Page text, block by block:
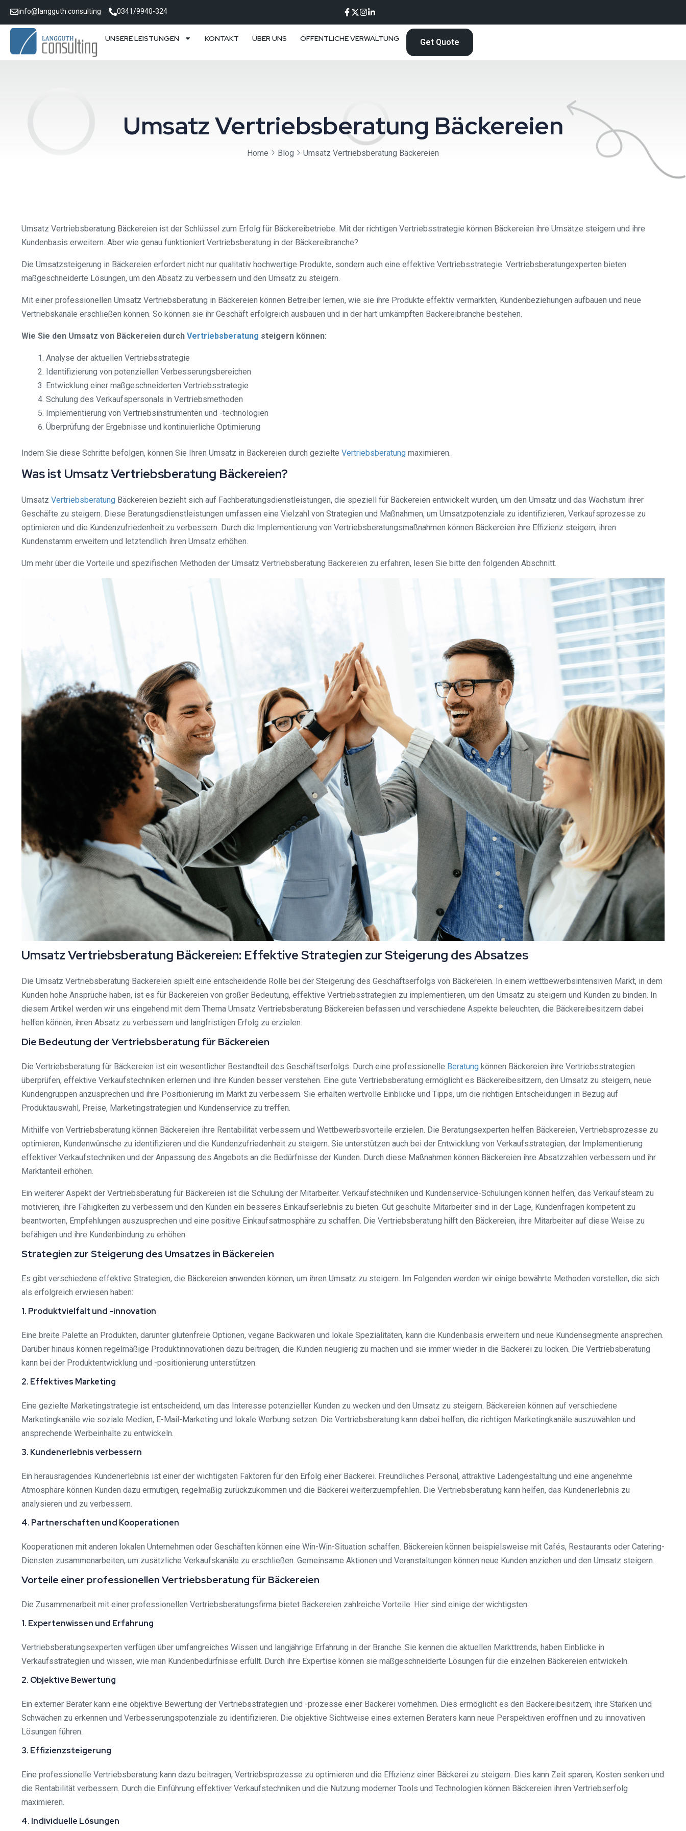
info@langguth.consulting 0341/9940-324
UNSERE LEISTUNGEN KONTAKT ÜBER UNS ÖFFENTLICHE VERWALTUNG Get Quote
Umsatz Vertriebsberatung Bäckereien
Home Blog Umsatz Vertriebsberatung Bäckereien
Umsatz Vertriebsberatung Bäckereien ist der Schlüssel zum Erfolg für Bäckereibetriebe. Mit der richtigen Vertriebsstrategie können Bäckereien ihre Umsätze steigern und ihre
Kundenbasis erweitern. Aber wie genau funktioniert Vertriebsberatung in der Bäckereibranche?
Die Umsatzsteigerung in Bäckereien erfordert nicht nur qualitativ hochwertige Produkte, sondern auch eine effektive Vertriebsstrategie. Vertriebsberatungexperten bieten
maßgeschneiderte Lösungen, um den Absatz zu verbessern und den Umsatz zu steigern.
Mit einer professionellen Umsatz Vertriebsberatung in Bäckereien können Betreiber lernen, wie sie ihre Produkte effektiv vermarkten, Kundenbeziehungen aufbauen und neue
Vertriebskanäle erschließen können. So können sie ihr Geschäft erfolgreich ausbauen und in der hart umkämpften Bäckereibranche bestehen.
Wie Sie den Umsatz von Bäckereien durch Vertriebsberatung steigern können:
Analyse der aktuellen Vertriebsstrategie
Identifizierung von potenziellen Verbesserungsbereichen
Entwicklung einer maßgeschneiderten Vertriebsstrategie
Schulung des Verkaufspersonals in Vertriebsmethoden
Implementierung von Vertriebsinstrumenten und -technologien
Überprüfung der Ergebnisse und kontinuierliche Optimierung
Indem Sie diese Schritte befolgen, können Sie Ihren Umsatz in Bäckereien durch gezielte Vertriebsberatung maximieren.
Was ist Umsatz Vertriebsberatung Bäckereien?
Umsatz Vertriebsberatung Bäckereien bezieht sich auf Fachberatungsdienstleistungen, die speziell für Bäckereien entwickelt wurden, um den Umsatz und das Wachstum ihrer
Geschäfte zu steigern. Diese Beratungsdienstleistungen umfassen eine Vielzahl von Strategien und Maßnahmen, um Umsatzpotenziale zu identifizieren, Verkaufsprozesse zu
optimieren und die Kundenzufriedenheit zu verbessern. Durch die Implementierung von Vertriebsberatungsmaßnahmen können Bäckereien ihre Effizienz steigern, ihren
Kundenstamm erweitern und letztendlich ihren Umsatz erhöhen.
Um mehr über die Vorteile und spezifischen Methoden der Umsatz Vertriebsberatung Bäckereien zu erfahren, lesen Sie bitte den folgenden Abschnitt.
Umsatz Vertriebsberatung Bäckereien: Effektive Strategien zur Steigerung des Absatzes
Die Umsatz Vertriebsberatung Bäckereien spielt eine entscheidende Rolle bei der Steigerung des Geschäftserfolgs von Bäckereien. In einem wettbewerbsintensiven Markt, in dem
Kunden hohe Ansprüche haben, ist es für Bäckereien von großer Bedeutung, effektive Vertriebsstrategien zu implementieren, um den Umsatz zu steigern und Kunden zu binden. In
diesem Artikel werden wir uns eingehend mit dem Thema Umsatz Vertriebsberatung Bäckereien befassen und verschiedene Aspekte beleuchten, die Bäckereibesitzern dabei
helfen können, ihren Absatz zu verbessern und langfristigen Erfolg zu erzielen.
Die Bedeutung der Vertriebsberatung für Bäckereien
Die Vertriebsberatung für Bäckereien ist ein wesentlicher Bestandteil des Geschäftserfolgs. Durch eine professionelle Beratung können Bäckereien ihre Vertriebsstrategien
überprüfen, effektive Verkaufstechniken erlernen und ihre Kunden besser verstehen. Eine gute Vertriebsberatung ermöglicht es Bäckereibesitzern, den Umsatz zu steigern, neue
Kundengruppen anzusprechen und ihre Positionierung im Markt zu verbessern. Sie erhalten wertvolle Einblicke und Tipps, um die richtigen Entscheidungen in Bezug auf
Produktauswahl, Preise, Marketingstrategien und Kundenservice zu treffen.
Mithilfe von Vertriebsberatung können Bäckereien ihre Rentabilität verbessern und Wettbewerbsvorteile erzielen. Die Beratungsexperten helfen Bäckereien, Vertriebsprozesse zu
optimieren, Kundenwünsche zu identifizieren und die Kundenzufriedenheit zu steigern. Sie unterstützen auch bei der Entwicklung von Verkaufsstrategien, der Implementierung
effektiver Verkaufstechniken und der Anpassung des Angebots an die Bedürfnisse der Kunden. Durch diese Maßnahmen können Bäckereien ihre Absatzzahlen verbessern und ihr
Marktanteil erhöhen.
Ein weiterer Aspekt der Vertriebsberatung für Bäckereien ist die Schulung der Mitarbeiter. Verkaufstechniken und Kundenservice-Schulungen können helfen, das Verkaufsteam zu
motivieren, ihre Fähigkeiten zu verbessern und den Kunden ein besseres Einkaufserlebnis zu bieten. Gut geschulte Mitarbeiter sind in der Lage, Kundenfragen kompetent zu
beantworten, Empfehlungen auszusprechen und eine positive Einkaufsatmosphäre zu schaffen. Die Vertriebsberatung hilft den Bäckereien, ihre Mitarbeiter auf diese Weise zu
befähigen und ihre Kundenbindung zu erhöhen.
Strategien zur Steigerung des Umsatzes in Bäckereien
Es gibt verschiedene effektive Strategien, die Bäckereien anwenden können, um ihren Umsatz zu steigern. Im Folgenden werden wir einige bewährte Methoden vorstellen, die sich
als erfolgreich erwiesen haben:
1. Produktvielfalt und -innovation
Eine breite Palette an Produkten, darunter glutenfreie Optionen, vegane Backwaren und lokale Spezialitäten, kann die Kundenbasis erweitern und neue Kundensegmente ansprechen.
Darüber hinaus können regelmäßige Produktinnovationen dazu beitragen, die Kunden neugierig zu machen und sie immer wieder in die Bäckerei zu locken. Die Vertriebsberatung
kann bei der Produktentwicklung und -positionierung unterstützen.
2. Effektives Marketing
Eine gezielte Marketingstrategie ist entscheidend, um das Interesse potenzieller Kunden zu wecken und den Umsatz zu steigern. Bäckereien können auf verschiedene
Marketingkanäle wie soziale Medien, E-Mail-Marketing und lokale Werbung setzen. Die Vertriebsberatung kann dabei helfen, die richtigen Marketingkanäle auszuwählen und
ansprechende Werbeinhalte zu entwickeln.
3. Kundenerlebnis verbessern
Ein herausragendes Kundenerlebnis ist einer der wichtigsten Faktoren für den Erfolg einer Bäckerei. Freundliches Personal, attraktive Ladengestaltung und eine angenehme
Atmosphäre können Kunden dazu ermutigen, regelmäßig zurückzukommen und die Bäckerei weiterzuempfehlen. Die Vertriebsberatung kann helfen, das Kundenerlebnis zu
analysieren und zu verbessern.
4. Partnerschaften und Kooperationen
Kooperationen mit anderen lokalen Unternehmen oder Geschäften können eine Win-Win-Situation schaffen. Bäckereien können beispielsweise mit Cafés, Restaurants oder Catering-
Diensten zusammenarbeiten, um zusätzliche Verkaufskanäle zu erschließen. Gemeinsame Aktionen und Veranstaltungen können neue Kunden anziehen und den Umsatz steigern.
Vorteile einer professionellen Vertriebsberatung für Bäckereien
Die Zusammenarbeit mit einer professionellen Vertriebsberatungsfirma bietet Bäckereien zahlreiche Vorteile. Hier sind einige der wichtigsten:
1. Expertenwissen und Erfahrung
Vertriebsberatungsexperten verfügen über umfangreiches Wissen und langjährige Erfahrung in der Branche. Sie kennen die aktuellen Markttrends, haben Einblicke in
Verkaufsstrategien und wissen, wie man Kundenbedürfnisse erfüllt. Durch ihre Expertise können sie maßgeschneiderte Lösungen für die einzelnen Bäckereien entwickeln.
2. Objektive Bewertung
Ein externer Berater kann eine objektive Bewertung der Vertriebsstrategien und -prozesse einer Bäckerei vornehmen. Dies ermöglicht es den Bäckereibesitzern, ihre Stärken und
Schwächen zu erkennen und Verbesserungspotenziale zu identifizieren. Die objektive Sichtweise eines externen Beraters kann neue Perspektiven eröffnen und zu innovativen
Lösungen führen.
3. Effizienzsteigerung
Eine professionelle Vertriebsberatung kann dazu beitragen, Vertriebsprozesse zu optimieren und die Effizienz einer Bäckerei zu steigern. Dies kann Zeit sparen, Kosten senken und
die Rentabilität verbessern. Durch die Einführung effektiver Verkaufstechniken und die Nutzung moderner Tools und Technologien können Bäckereien ihren Vertriebserfolg
maximieren.
4. Individuelle Lösungen